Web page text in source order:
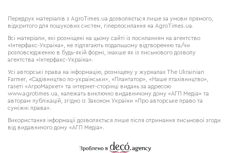
Передрук матеріалів з AgroTimes.ua дозволяється лише за умови прямого,
відкритого для пошукових систем, гіперпосилання на AgroTimes.ua.
Всі матеріали, які розміщені на цьому сайті із посиланням на агентство
«Інтерфакс-Україна», не підлягають подальшому відтворенню та/чи
розповсюдженню в будь-якій формі, інакше як із письмового дозволу
агентства «Інтерфакс-Україна».
Усі авторські права на інформацію, розміщену у журналах The Ukrainian
Farmer , «Садівництво по-українськи», «Плантатор», «Наше птахівництво»,
газеті «АгроМаркет» та інтернет-сторінці видань за адресою
www.agrotimes.ua,
належать виключно видавничому дому «АГП Медіа» та
авторам публікацій, згідно із Законом України «Про авторське право та
суміжні права».
Використання інформації дозволяється лише після отримання письмової згоди
від видавничого дому «АГП Медіа».